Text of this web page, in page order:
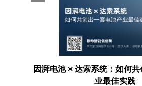
因湃电池 × 达索系统：如何
业最佳实践